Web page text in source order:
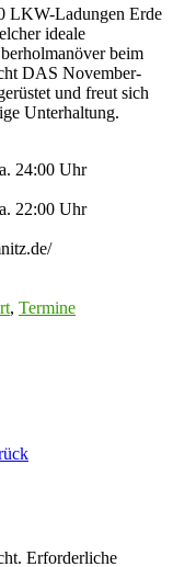
LKW-Ladungen Erde
ideale
beim
DAS November-
und freut sich
Unterhaltung.
24:00 Uhr
22:00 Uhr
, Termine
Erforderliche